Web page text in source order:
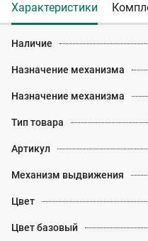
Характеристики
Наличие
Назначение механизма
Назначение механизма
Тип товара
Артикул
Механизм выдвижения
Цвет
Цвет базовый